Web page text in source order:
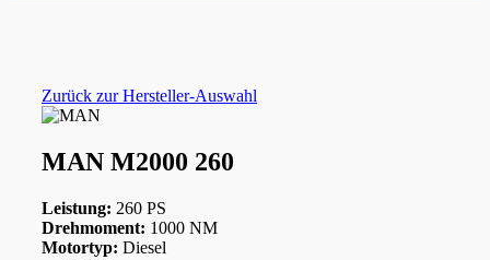
Zurück zur Hersteller-Auswahl
MAN M2000 260
Leistung: 260 PS
Drehmoment: 1000 NM
Motortyp: Diesel